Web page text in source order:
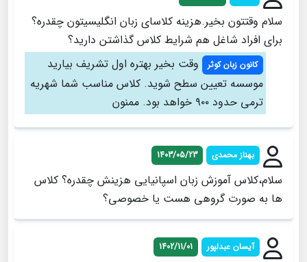
سلام وقتتون بخیر.هزینه کلاسای زبان انگلیسیتون چقدره؟
برای افراد شاغل هم شرایط کلاس گذاشتن دارید؟
کانون زبان کوثر
وقت بخیر بهتره اول تشریف بیارید
موسسه تعیین سطح شوید. کلاس مناسب شما شهریه
ترمی حدود ۹۰۰ خواهد بود. ممنون
بهناز محمدی 1403/05/23
سلام،کلاس آموزش زبان اسپانیایی هزینش چقدره؟ کلاس
ها به صورت گروهی هست یا خصوصی؟
آیسان عبدلپور 1402/11/01